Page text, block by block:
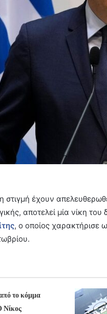
στιγμή έχουν
αποτελεί μία νίκη
, ο οποίος χαρακτήρισε
το κόμμα
Νίκος